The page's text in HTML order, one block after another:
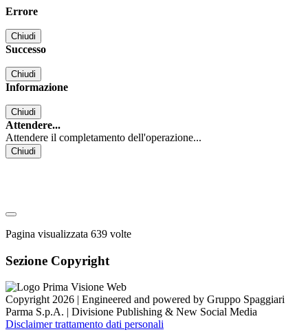
Errore
Chiudi
Successo
Chiudi
Informazione
Chiudi
Attendere...
Attendere il completamento dell'operazione...
Chiudi
Pagina visualizzata 639 volte
Sezione Copyright
Copyright 2026 | Engineered and powered by Gruppo Spaggiari
Parma S.p.A. | Divisione Publishing & New Social Media
Disclaimer trattamento dati personali